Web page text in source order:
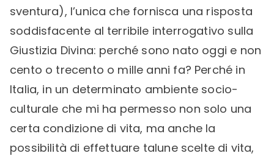
sventura), l’unica che fornisca una risposta
soddisfacente al terribile interrogativo sulla
Giustizia Divina: perché sono nato oggi e non
cento o trecento o mille anni fa? Perché in
Italia, in un determinato ambiente socio-
culturale che mi ha permesso non solo una
certa condizione di vita, ma anche la
possibilità di effettuare talune scelte di vita,